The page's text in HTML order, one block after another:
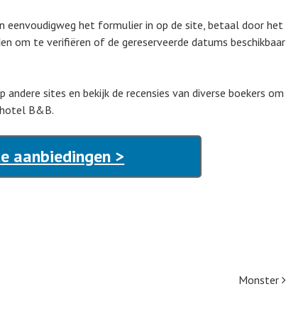
eenvoudigweg het formulier in op de site, betaal door het
om te verifiëren of de gereserveerde datums beschikbaar
sites en bekijk de recensies van diverse boekers om
B&B.
aanbiedingen >
Monster